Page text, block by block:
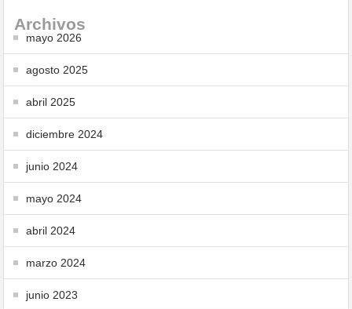
Archivos
mayo 2026
agosto 2025
abril 2025
diciembre 2024
junio 2024
mayo 2024
abril 2024
marzo 2024
junio 2023